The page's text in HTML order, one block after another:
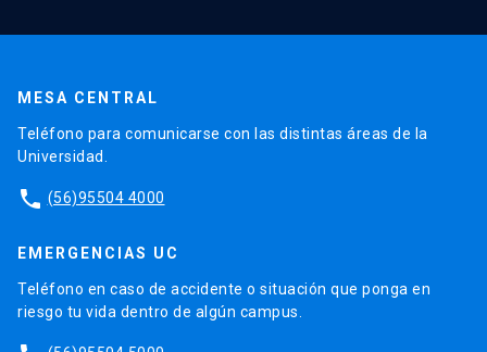
MESA CENTRAL
Teléfono para comunicarse con las distintas áreas de la
Universidad.
phone (56)95504 4000
EMERGENCIAS UC
Teléfono en caso de accidente o situación que ponga en
riesgo tu vida dentro de algún campus.